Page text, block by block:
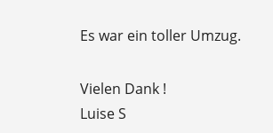
5
Es war ein toller Umzug.
Vielen Dank !
Luise S